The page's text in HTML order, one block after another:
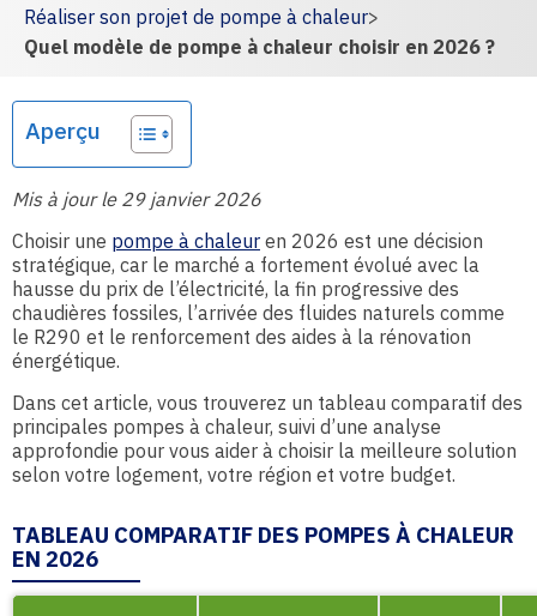
Réaliser son projet de pompe à chaleur>
Quel modèle de pompe à chaleur choisir en 2026 ?
Aperçu
Mis à jour le 29 janvier 2026
Choisir une pompe à chaleur en 2026 est une décision
stratégique, car le marché a fortement évolué avec la
hausse du prix de l’électricité, la fin progressive des
chaudières fossiles, l’arrivée des fluides naturels comme
le R290 et le renforcement des aides à la rénovation
énergétique.
Dans cet article, vous trouverez un tableau comparatif des
principales pompes à chaleur, suivi d’une analyse
approfondie pour vous aider à choisir la meilleure solution
selon votre logement, votre région et votre budget.
TABLEAU COMPARATIF DES POMPES À CHALEUR
EN 2026